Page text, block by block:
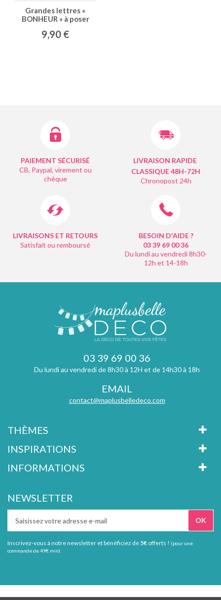
Grandes lettres «
BONHEUR » à poser
9,90 €
PAIEMENT SÉCURISÉ
CB, Paypal, virement ou
chèque
LIVRAISON RAPIDE
CLASSIQUE 48H-72H
Chronopost 24h
LIVRAISONS ET RETOURS
Satisfait ou remboursé
BESOIN D'AIDE ?
03 39 69 0036
Du lundi au vendredi 8h30-
12h et 14-18h
03 39 69 00 36
Du lundi au vendredi de 8h30 à 12H et de 14h30 à 18h
EMAIL
contact@maplusbelledeco.com
THÈMES
INSPIRATIONS
INFORMATIONS
NEWSLETTER
Inscrivez-vous à notre newsletter et bénéficiez de 5€ offerts ! (pour une
commande de 49€ min).